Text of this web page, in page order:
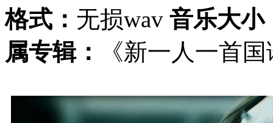
格式： 无损wav 音乐大小
属专辑：
《新一人一首